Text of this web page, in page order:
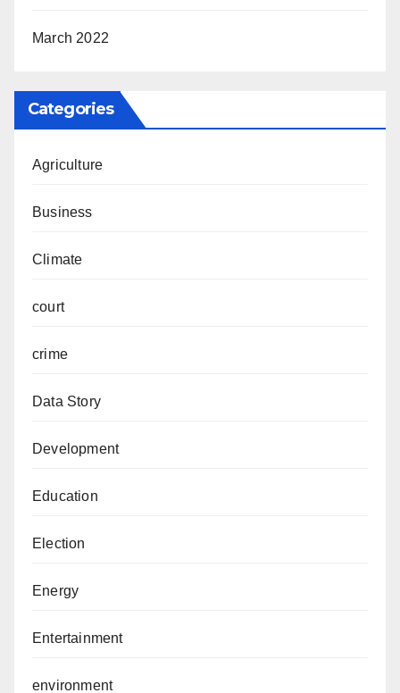
March 2022
Categories
Agriculture
Business
Climate
court
crime
Data Story
Development
Education
Election
Energy
Entertainment
environment